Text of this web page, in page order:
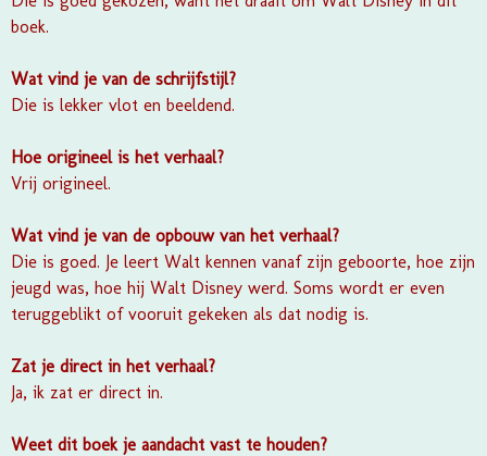
boek.
Wat vind je van de schrijfstijl?
Die is lekker vlot en beeldend.
Hoe origineel is het verhaal?
Vrij origineel.
Wat vind je van de opbouw van het verhaal?
Die is goed. Je leert Walt kennen vanaf zijn geboorte, hoe zijn
jeugd was, hoe hij Walt Disney werd. Soms wordt er even
teruggeblikt of vooruit gekeken als dat nodig is.
Zat je direct in het verhaal?
Ja, ik zat er direct in.
Weet dit boek je aandacht vast te houden?